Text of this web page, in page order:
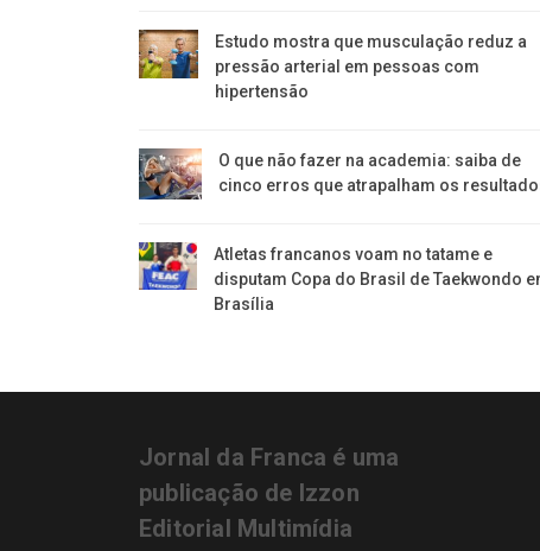
Estudo mostra que musculação reduz a
pressão arterial em pessoas com
hipertensão
O que não fazer na academia: saiba de
cinco erros que atrapalham os
Atletas francanos voam no tatame e
disputam Copa do Brasil de Taekwondo
Brasília
Jornal da Franca é uma
publicação de Izzon
Editorial Multimídia